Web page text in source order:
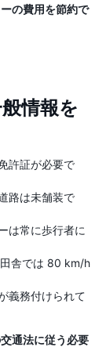
の費用を節約で
情報を
許証が必要で
路は未舗装で
は常に歩行者に
舎では 80 km/h
義務付けられて
通法に従う必要